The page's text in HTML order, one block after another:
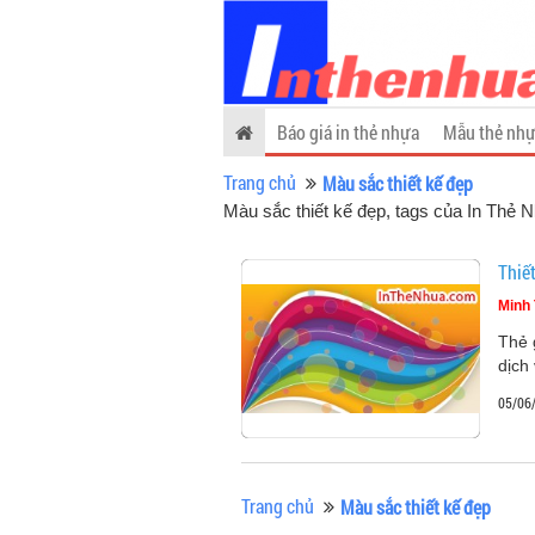
Báo giá in thẻ nhựa Mẫu thẻ
Trang chủ
Màu sắc thiết kế đẹp
Màu sắc thiết kế đẹp, tags của In Thẻ
Minh
Thẻ
dịch
05/
Trang chủ Màu sắc thiết kế đẹp